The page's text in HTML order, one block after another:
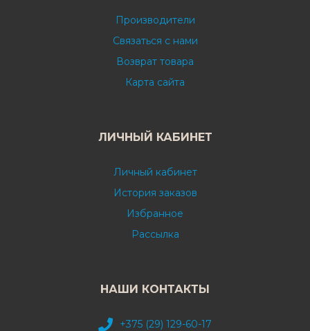
Производители
Связаться с нами
Возврат товара
Карта сайта
ЛИЧНЫЙ КАБИНЕТ
Личный кабинет
История заказов
Избранное
Рассылка
НАШИ КОНТАКТЫ
+375 (29) 129-60-17